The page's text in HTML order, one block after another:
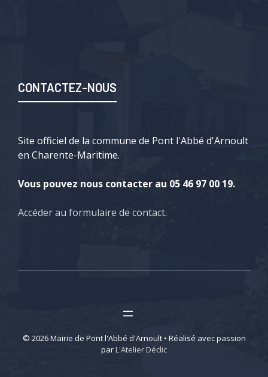
CONTACTEZ-NOUS
Site officiel de la commune de Pont l'Abbé d'Arnoult
en Charente-Maritime.
Vous pouvez nous contacter au 05 46 97 00 19.
Accéder au formulaire de contact.
© 2026 Mairie de Pont l'Abbé d'Arnoult • Réalisé avec passion
parL'Atelier Déclic